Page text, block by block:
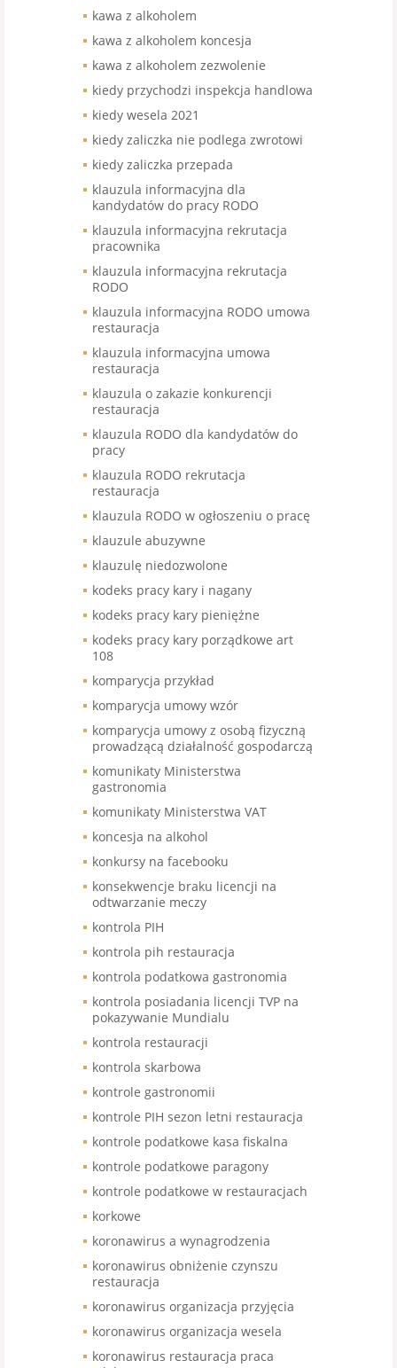
kawa z alkoholem
kawa z alkoholem koncesja
kawa z alkoholem zezwolenie
kiedy przychodzi inspekcja handlowa
kiedy wesela 2021
kiedy zaliczka nie podlega zwrotowi
kiedy zaliczka przepada
klauzula informacyjna dla
kandydatów do pracy RODO
klauzula informacyjna rekrutacja
pracownika
klauzula informacyjna rekrutacja
RODO
klauzula informacyjna RODO umowa
restauracja
klauzula informacyjna umowa
restauracja
klauzula o zakazie konkurencji
restauracja
klauzula RODO dla kandydatów do
pracy
klauzula RODO rekrutacja
restauracja
klauzula RODO w ogłoszeniu o pracę
klauzule abuzywne
klauzulę niedozwolone
kodeks pracy kary i nagany
kodeks pracy kary pieniężne
kodeks pracy kary porządkowe art
108
komparycja przykład
komparycja umowy wzór
komparycja umowy z osobą fizyczną
prowadzącą działalność gospodarczą
komunikaty Ministerstwa
gastronomia
komunikaty Ministerstwa VAT
koncesja na alkohol
konkursy na facebooku
konsekwencje braku licencji na
odtwarzanie meczy
kontrola PIH
kontrola pih restauracja
kontrola podatkowa gastronomia
kontrola posiadania licencji TVP na
pokazywanie Mundialu
kontrola restauracji
kontrola skarbowa
kontrole gastronomii
kontrole PIH sezon letni restauracja
kontrole podatkowe kasa fiskalna
kontrole podatkowe paragony
kontrole podatkowe w restauracjach
korkowe
koronawirus a wynagrodzenia
koronawirus obniżenie czynszu
restauracja
koronawirus organizacja przyjęcia
koronawirus organizacja wesela
koronawirus restauracja praca